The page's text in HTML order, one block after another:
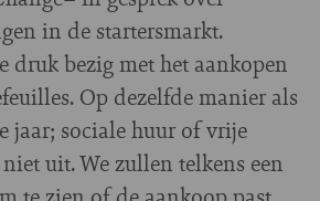
in de startersmarkt.
druk bezig met het aankopen
Op dezelfde manier als
jaar; sociale huur of vrije
uit. We zullen telkens een